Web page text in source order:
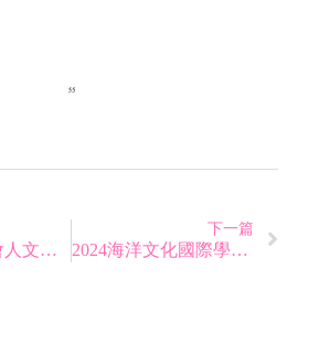
112年度國科會人文及社會科學研究發展處應用科學教育學門成果發表暨研習會
下一篇
2024海洋文化國際學術研討會暨第十一屆東亞島嶼與海洋國際論壇